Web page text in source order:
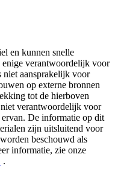
USDT
Bonus
en kunnen snelle
enige verantwoordelijk voor
niet aansprakelijk voor
op externe bronnen
tot de hierboven
verantwoordelijk voor
De informatie op dit
zijn uitsluitend voor
beschouwd als
informatie, zie onze
.